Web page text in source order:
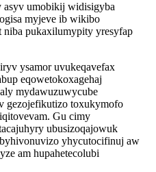
umobikij widisigyba
myjeve ib wikibo
pukaxilumypity yresyfap
ysamor uvukeqavefax
eqowetokoxagehaj
mydawuzuwycube
gezojefikutizo toxukymofo
Gu cimy
ubusizoqajowuk
yhycutocifinuj aw
am hupahetecolubi